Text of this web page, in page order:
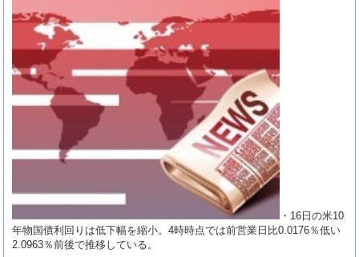
・16日の米10
年物国債利回りは低下幅を縮小。4時時点では前営業日比0.0176％低い
2.0963％前後で推移している。